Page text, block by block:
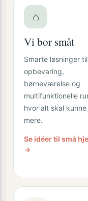
⌂
Vi bor småt
Smarte løsninger til
opbevaring,
børneværelse og
multifunktionelle
hvor alt skal
mere.
Se idéer til små
→